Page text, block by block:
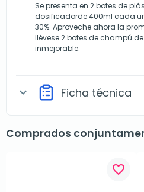
Se presenta en 2 botes de
dosificadorde 400ml cada
30%. Aproveche ahora la
llévese 2 botes de champú
inmejorable.
expand_more Ficha técnica
Comprados
favorite_border